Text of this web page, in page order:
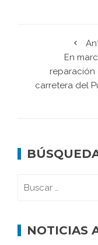
En
reparación
carretera del
NOTICIAS